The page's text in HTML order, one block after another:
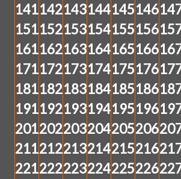
141142143144145146
151152153154155156
161162163164165166
171172173174175176
181182183184185186
191192193194195196
201202203204205206
211212213214215216
221222223224225226